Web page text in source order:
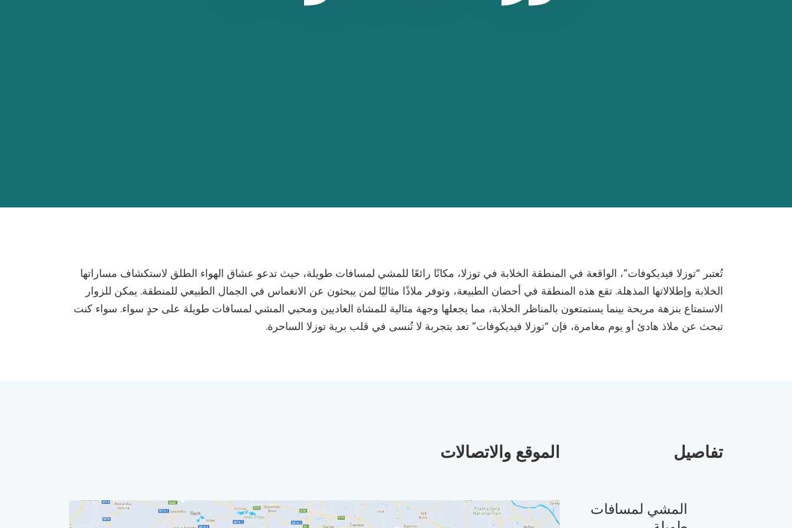
تُعتبر “توزلا فيديكوفات”، الواقعة في المنطقة الخلابة في توزلا، مكانًا رائعًا للمشي لمسافات طويلة، حيث تدعو عشاق الهواء الطلق لاستكشاف مساراتها
الخلابة وإطلالاتها المذهلة. تقع هذه المنطقة في أحضان الطبيعة، وتوفر ملاذًا مثاليًا لمن يبحثون عن الانغماس في الجمال الطبيعي للمنطقة. يمكن للزوار
الاستمتاع بنزهة مريحة بينما يستمتعون بالمناظر الخلابة، مما يجعلها وجهة مثالية للمشاة العاديين ومحبي المشي لمسافات طويلة على حدٍ سواء. سواء كنت
تبحث عن ملاذ هادئ أو يوم مغامرة، فإن “توزلا فيديكوفات” تعد بتجربة لا تُنسى في قلب برية توزلا الساحرة.
تفاصيل
المشي لمسافات
الموقع والاتصالات